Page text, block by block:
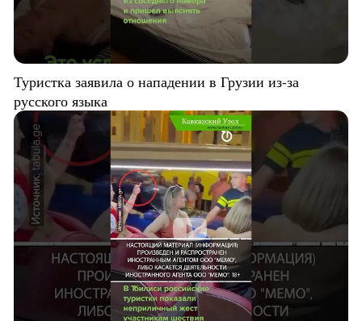
Туристка заявила о нападении в Грузии из-за
русского языка